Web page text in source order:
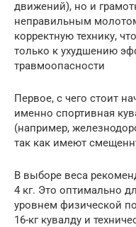
движений), но и
неправильным
корректную технику,
только к ухудшению
травмоопасности
Первое, с чего стоит
именно спортивная
(например,
так как имеют
В выборе веса
4 кг. Это оптимально
уровнем физической
16-кг кувалду и